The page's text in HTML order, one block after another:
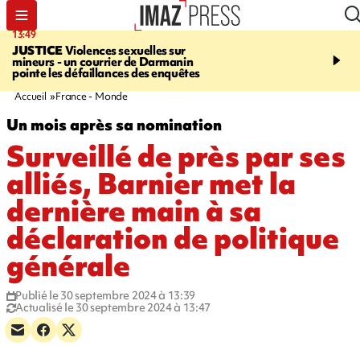
13:49
JUSTICEViolences sexuelles sur
mineurs - un courrier de Darmanin
pointe les défaillances des enquêtes
17:59
Corniche - la route du
Accueil France - Monde
Un mois après sa nomination
Surveillé de près par ses
alliés, Barnier met la
dernière main à sa
déclaration de politique
générale
Publié le 30 septembre 2024 à 13:39
Actualisé le 30 septembre 2024 à 13:47